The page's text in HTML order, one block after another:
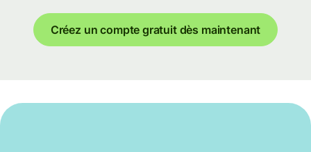
Créez un compte gratuit dès maintenant